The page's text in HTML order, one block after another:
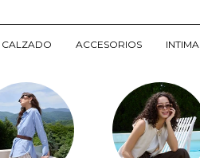
CALZADO ACCESORIOS INTIMA